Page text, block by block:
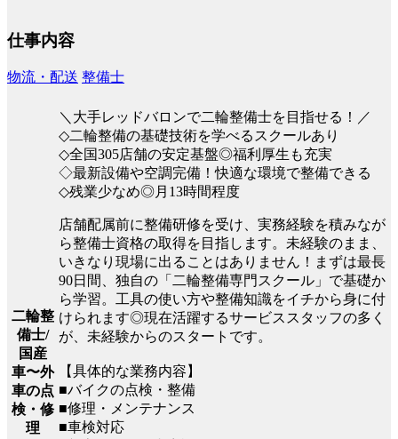
仕事内容
物流・配送 整備士
二輪整
備士/
国産
車〜外
車の点
検・修
理
＼大手レッドバロンで二輪整備士を目指せる！／
◇二輪整備の基礎技術を学べるスクールあり
◇全国305店舗の安定基盤◎福利厚生も充実
◇最新設備や空調完備！快適な環境で整備できる
◇残業少なめ◎月13時間程度
店舗配属前に整備研修を受け、実務経験を積みなが
ら整備士資格の取得を目指します。未経験のまま、
いきなり現場に出ることはありません！まずは最長
90日間、独自の「二輪整備専門スクール」で基礎か
ら学習。工具の使い方や整備知識をイチから身に付
けられます◎現在活躍するサービススタッフの多く
が、未経験からのスタートです。
【具体的な業務内容】
■バイクの点検・整備
■修理・メンテナンス
■車検対応